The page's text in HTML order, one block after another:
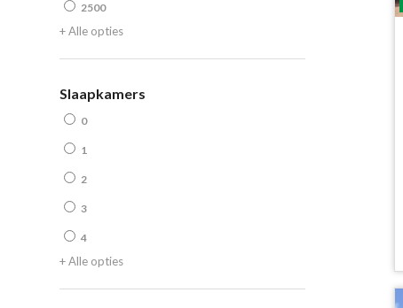
2500
+ Alle opties
Slaapkamers
0
1
2
3
4
+ Alle opties